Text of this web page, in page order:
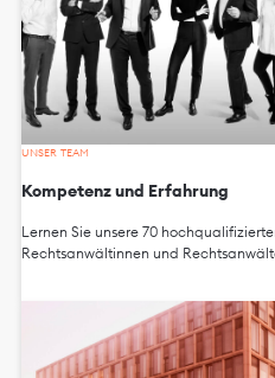
UNSER TEAM
Kompetenz und Erfahrung
Lernen Sie unsere 70
Rechtsanwältinnen und